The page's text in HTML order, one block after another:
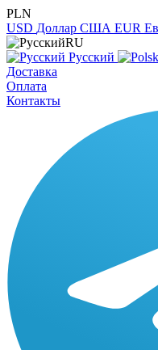
PLN
USD Доллар США EUR
RU
Русский
Доставка
Оплата
Контакты